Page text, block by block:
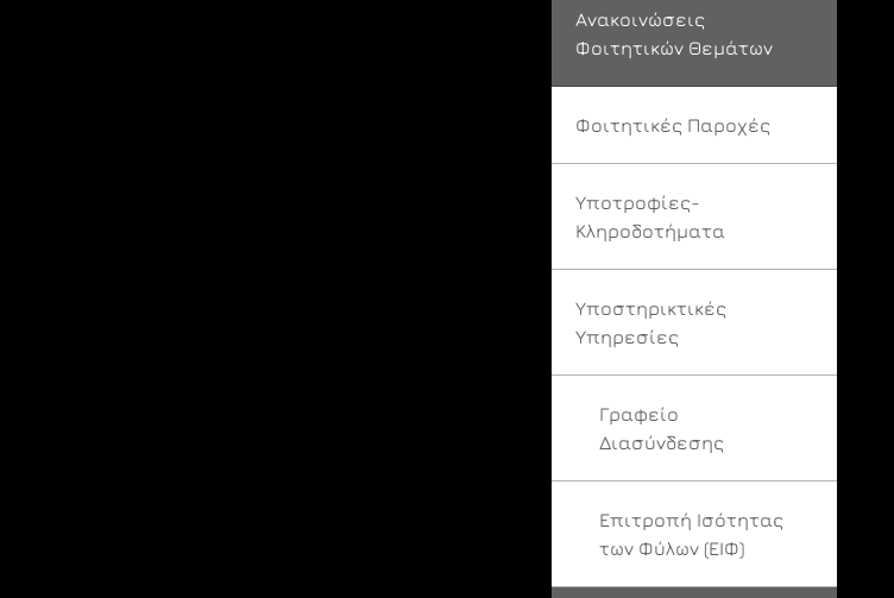
Ανακοινώσεις
Φοιτητικών Θεμάτων
Φοιτητικές Παροχές
Υποτροφίες-
Κληροδοτήματα
Υποστηρικτικές
Υπηρεσίες
Γραφείο
Διασύνδεσης
Επιτροπή Ισότητας
των Φύλων (ΕΙΦ)